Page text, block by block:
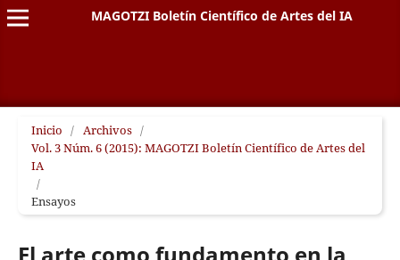
MAGOTZI Boletín Científico de Artes del IA
Inicio / Archivos /
Vol. 3 Núm. 6 (2015): MAGOTZI Boletín Científico de Artes del
IA
/
Ensayos